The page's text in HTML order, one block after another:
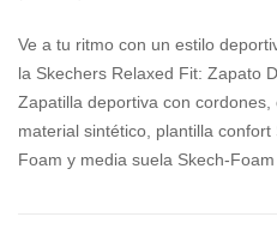
Ve a tu ritmo con un estilo
la Skechers Relaxed Fit: Zapato
Zapatilla deportiva con
material sintético, plantilla
Foam y media suela Skech-